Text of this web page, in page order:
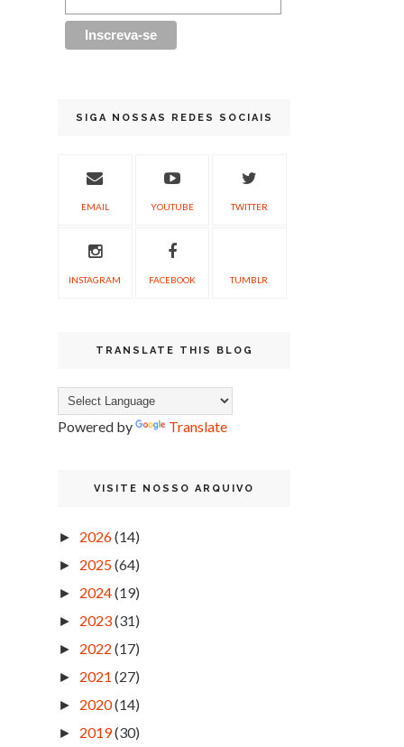
SIGA NOSSAS REDES SOCIAIS
EMAIL YOUTUBE TWITTER
INSTAGRAM FACEBOOK TUMBLR
TRANSLATE THIS BLOG
Powered by Translate
VISITE NOSSO ARQUIVO
► 2026(14)
► 2025(64)
► 2024(19)
► 2023(31)
► 2022 (17)
► 2021 (27)
► 2020(14)
► 2019(30)